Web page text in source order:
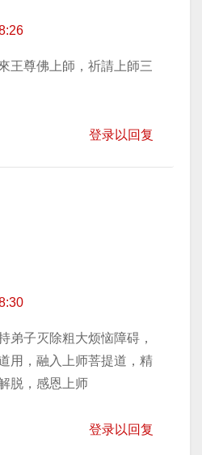
王尊佛上師，祈請上師三
登录以回复
弟子灭除粗大烦恼障碍，
用，融入上师菩提道，精
脱，感恩上师
登录以回复